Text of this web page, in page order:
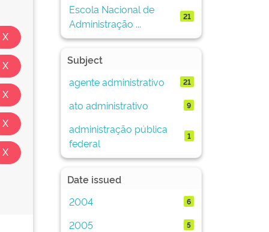
Escola Nacional de
Administração ...
21
Subject
agente administrativo
21
ato administrativo 9
administração pública
federal
1
Date issued
2004
6
2005 5